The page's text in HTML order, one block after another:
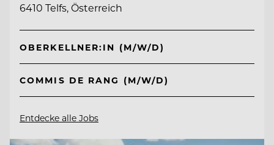
6410 Telfs, Österreich
OBERKELLNER:IN (M/W/D)
COMMIS DE RANG (M/W/D)
Entdecke alle Jobs